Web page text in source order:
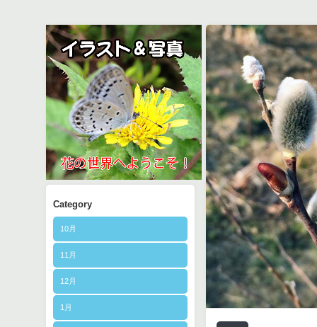
Category
10月
11月
12月
1月